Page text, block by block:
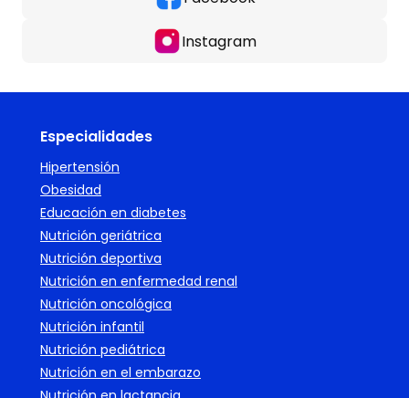
Instagram
Especialidades
Hipertensión
Obesidad
Educación en diabetes
Nutrición geriátrica
Nutrición deportiva
Nutrición en enfermedad renal
Nutrición oncológica
Nutrición infantil
Nutrición pediátrica
Nutrición en el embarazo